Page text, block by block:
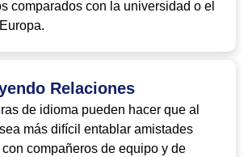
comparados con la universidad o el
Relaciones
de idioma pueden hacer que al
más difícil entablar amistades
compañeros de equipo y de